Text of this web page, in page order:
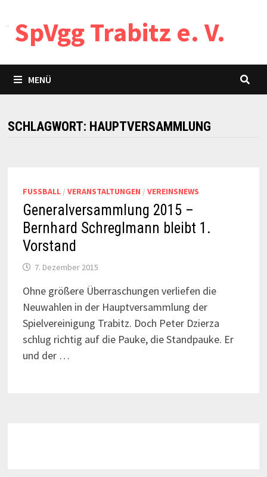
Inhalt
springen
SpVgg Trabitz e. V.
MENÜ
SCHLAGWORT: HAUPTVERSAMMLUNG
FUSSBALL / VERANSTALTUNGEN / VEREINSNEWS
Generalversammlung 2015 –
Bernhard Schreglmann bleibt 1.
Vorstand
7. Dezember 2015
Ohne größere Überraschungen verliefen die
Neuwahlen in der Hauptversammlung der
Spielvereinigung Trabitz. Doch Peter Dzierza
schlug richtig auf die Pauke, die Standpauke. Er
und der …